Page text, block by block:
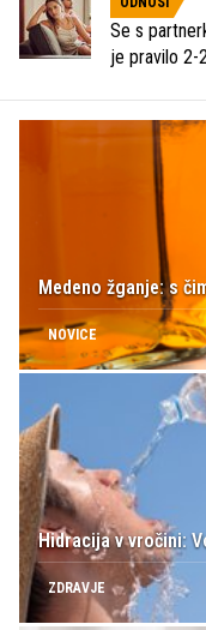
Se s
je pravilo 2-
Medeno žganje: s
NOVICE
Hidracija v vročini:
ZDRAVJE